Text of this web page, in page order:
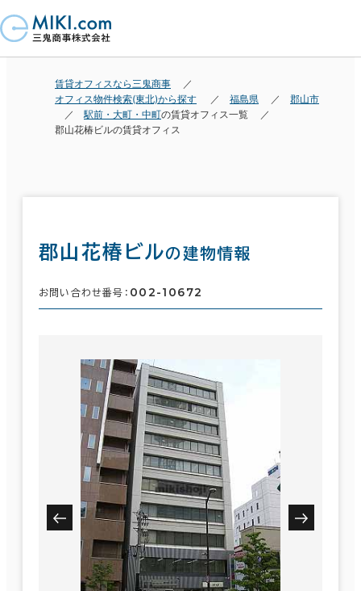
賃貸オフィスなら三鬼商事
オフィス物件検索(東北)から探す
福島県
郡山市
駅前・大町・中町の賃貸オフィス一覧
郡山花椿ビルの賃貸オフィス
郡山花椿ビルの建物情報
お問い合わせ番号： 002-10672